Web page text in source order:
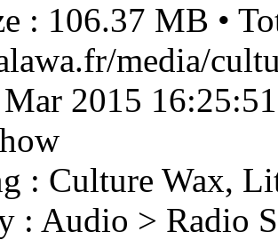
: 106.37 MB •
media/
2015
: Culture Wax,
: Audio > Radio